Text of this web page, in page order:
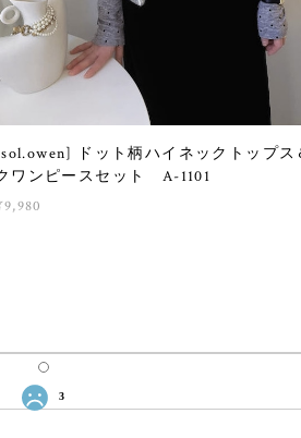
ドット柄ハイネックトップス
ワンピースセット A-1101
3